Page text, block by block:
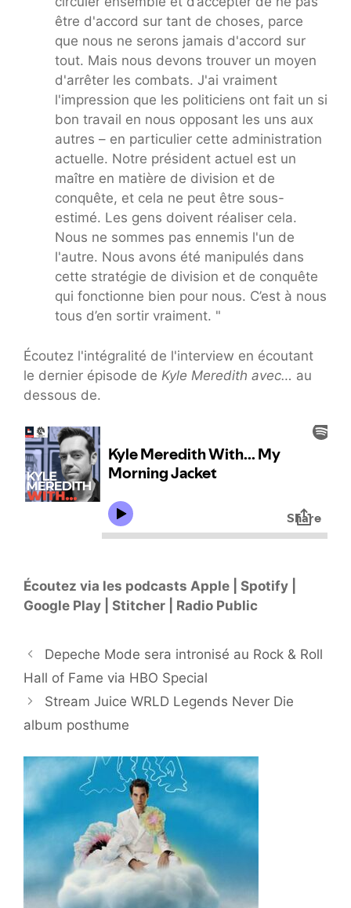
être d'accord sur tant de choses, parce
que nous ne serons jamais d'accord sur
tout. Mais nous devons trouver un moyen
d'arrêter les combats. J'ai vraiment
l'impression que les politiciens ont fait un si
bon travail en nous opposant les uns aux
autres – en particulier cette administration
actuelle. Notre président actuel est un
maître en matière de division et de
conquête, et cela ne peut être sous-
estimé. Les gens doivent réaliser cela.
Nous ne sommes pas ennemis l'un de
l'autre. Nous avons été manipulés dans
cette stratégie de division et de conquête
qui fonctionne bien pour nous. C’est à nous
tous d’en sortir vraiment. "
Écoutez l'intégralité de l'interview en écoutant
le dernier épisode de Kyle Meredith avec… au
dessous de.
Écoutez via les podcasts Apple | Spotify |
Google Play | Stitcher | Radio Public
Depeche Mode sera intronisé au Rock & Roll
Hall of Fame via HBO Special
Stream Juice WRLD Legends Never Die
album posthume